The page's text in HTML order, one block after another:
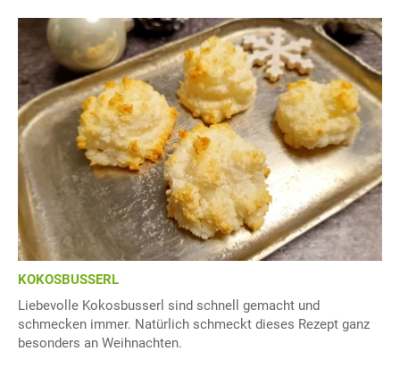
KOKOSBUSSERL
Liebevolle Kokosbusserl sind schnell gemacht und
schmecken immer. Natürlich schmeckt dieses Rezept ganz
besonders an Weihnachten.